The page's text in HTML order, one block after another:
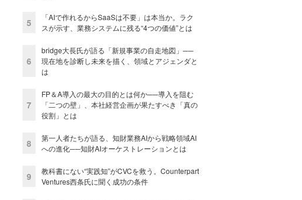
5
「AIで作れるからSaaSは不要」は本当か。ラク
スが示す、業務システムに残る“4つの価値”とは
6
bridge大長氏が語る「新規事業の自走地図」──
現在地を診断し未来を描く、領域とアジェンダと
は
7
FP＆A導入の最大の目的とは何か──導入を阻む
「二つの壁」、本社経営企画が果たすべき「真の
役割」とは
8
第一人者たちが語る、知財業務AIから戦略領域AI
への進化──知財AIオーケストレーションとは
9
教科書にない“実践知”がCVCを救う。Counterpart
Ventures西条氏に聞く成功の条件